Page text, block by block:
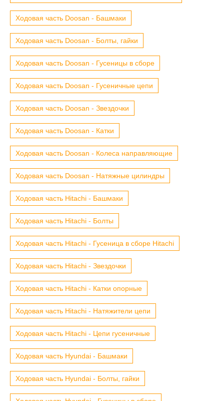
Ходовая часть Doosan - Башмаки
Ходовая часть Doosan - Болты, гайки
Ходовая часть Doosan - Гусеницы в сборе
Ходовая часть Doosan - Гусеничные цепи
Ходовая часть Doosan - Звездочки
Ходовая часть Doosan - Катки
Ходовая часть Doosan - Колеса направляющие
Ходовая часть Doosan - Натяжные цилиндры
Ходовая часть Hitachi - Башмаки
Ходовая часть Hitachi - Болты
Ходовая часть Hitachi - Гусеница в сборе Hitachi
Ходовая часть Hitachi - Звездочки
Ходовая часть Hitachi - Катки опорные
Ходовая часть Hitachi - Натяжители цепи
Ходовая часть Hitachi - Цепи гусеничные
Ходовая часть Hyundai - Башмаки
Ходовая часть Hyundai - Болты, гайки